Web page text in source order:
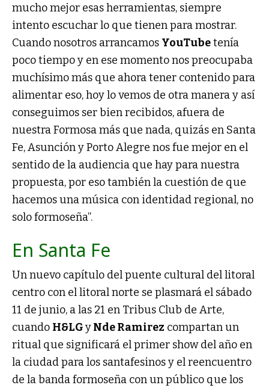
mucho mejor esas herramientas, siempre
intento escuchar lo que tienen para mostrar.
Cuando nosotros arrancamos YouTubetenía
poco tiempo y en ese momento nos preocupaba
muchísimo más que ahora tener contenido para
alimentar eso, hoy lo vemos de otra manera y así
conseguimos ser bien recibidos, afuera de
nuestra Formosa más que nada, quizás en Santa
Fe, Asunción y Porto Alegre nos fue mejor en el
sentido de la audiencia que hay para nuestra
propuesta, por eso también la cuestión de que
hacemos una música con identidad regional, no
solo formoseña”.
En Santa Fe
Un nuevo capítulo del puente cultural del litoral
centro con el litoral norte se plasmará el sábado
11 de junio, a las 21 en Tribus Club de Arte,
cuando H&LGyNde Ramirez compartan un
ritual que significará el primer show del año en
la ciudad para los santafesinos y el reencuentro
de la banda formoseña con un público que los